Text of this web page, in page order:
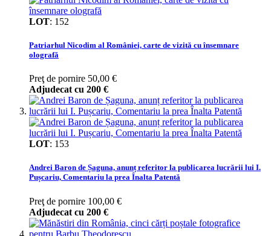
LOT: 152
Patriarhul Nicodim al României, carte de vizită cu însemnare
olografă
Preţ de pornire 50,00 €
Adjudecat cu 200 €
LOT: 153
Andrei Baron de Șaguna, anunț referitor la publicarea lucrării lui I.
Pușcariu, Comentariu la prea Înalta Patentă
Preţ de pornire 100,00 €
Adjudecat cu 200 €